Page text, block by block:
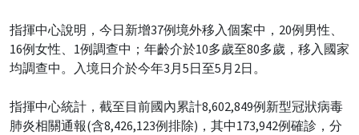
指揮中心說明，今日新增37例境外移入個案中，20例男性、
16例女性、1例調查中；年齡介於10多歲至80多歲，移入國家
均調查中。入境日介於今年3月5日至5月2日。
指揮中心統計，截至目前國內累計8,602,849例新型冠狀病毒
肺炎相關通報(含8,426,123例排除)，其中173,942例確診，分